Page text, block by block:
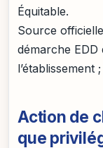
Équitable.
Source
démarche EDD
l’établissement
Action de
que